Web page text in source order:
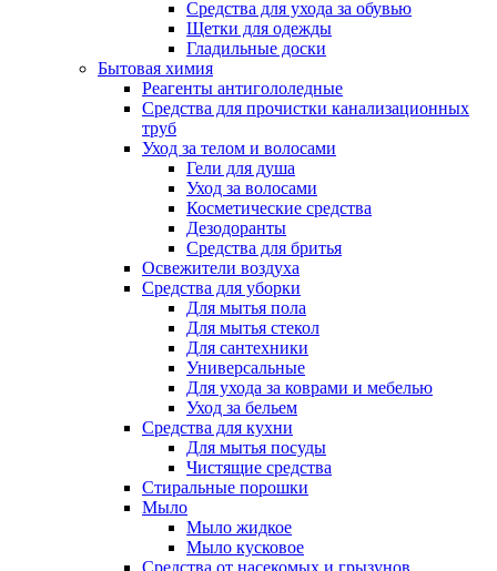
Средства для ухода за обувью
Щетки для одежды
Гладильные доски
Бытовая химия
Реагенты антигололедные
Средства для прочистки канализационных
труб
Уход за телом и волосами
Гели для душа
Уход за волосами
Косметические средства
Дезодоранты
Средства для бритья
Освежители воздуха
Средства для уборки
Для мытья пола
Для мытья стекол
Для сантехники
Универсальные
Для ухода за коврами и мебелью
Уход за бельем
Средства для кухни
Для мытья посуды
Чистящие средства
Стиральные порошки
Мыло
Мыло жидкое
Мыло кусковое
Средства от насекомых и грызунов